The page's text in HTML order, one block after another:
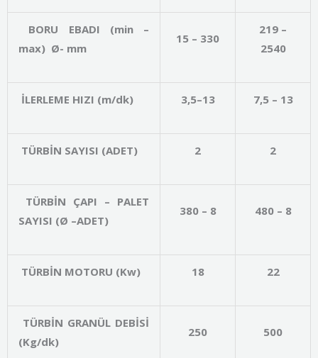
BORU EBADI (min –
max) Ø- mm
15 – 330
219 –
2540
İLERLEME HIZI (m/dk) 3,5–13 7,5 – 13
TÜRBİN SAYISI (ADET) 2 2
TÜRBİN ÇAPI – PALET
SAYISI (Ø –ADET)
380 – 8 480 – 8
TÜRBİN MOTORU (Kw) 18 22
TÜRBİN GRANÜL DEBİSİ
(Kg/dk)
250 500